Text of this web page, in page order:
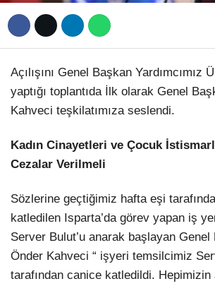
Açılışını Genel Başkan Yardımcımız
yaptığı toplantıda İlk olarak Genel
Kahveci teşkilatımıza seslendi.
Kadın Cinayetleri ve Çocuk
Cezalar Verilmeli
Sözlerine geçtiğimiz hafta eşi
katledilen Isparta’da görev yapan iş
Server Bulut’u anarak başlayan Genel
Önder Kahveci “ işyeri temsilcimiz
tarafından canice katledildi. Hepimizin